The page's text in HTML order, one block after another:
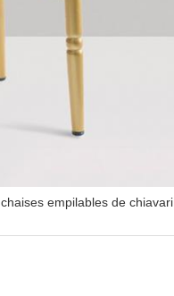
chaises empilables de chiavari